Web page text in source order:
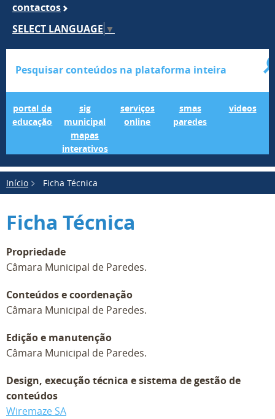
contactos
SELECT LANGUAGE ▼
portal da
educação
sig
municipal
mapas
interativos
serviços
online
smas
paredes
videos
Início Ficha Técnica
Ficha Técnica
Propriedade
Câmara Municipal de Paredes.
Conteúdos e coordenação
Câmara Municipal de Paredes.
Edição e manutenção
Câmara Municipal de Paredes.
Design, execução técnica e sistema de gestão de
conteúdos
Wiremaze SA